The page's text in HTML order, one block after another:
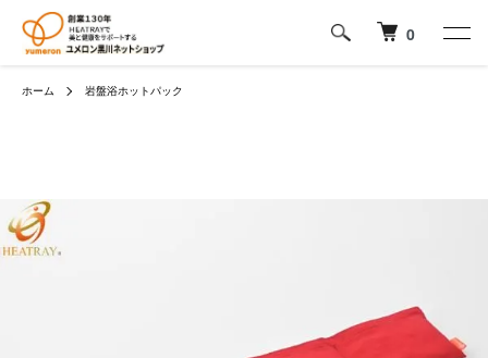
0
ホーム 岩盤浴ホットパック